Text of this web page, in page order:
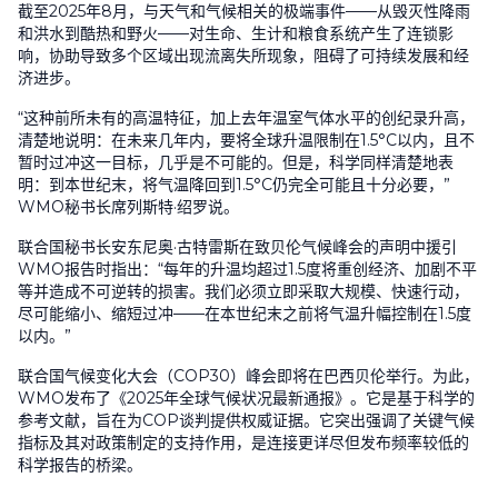
截至2025年8月，与天气和气候相关的极端事件——从毁灭性降雨
和洪水到酷热和野火——对生命、生计和粮食系统产生了连锁影
响，协助导致多个区域出现流离失所现象，阻碍了可持续发展和经
济进步。
“这种前所未有的高温特征，加上去年温室气体水平的创纪录升高，
清楚地说明：在未来几年内，要将全球升温限制在1.5°C以内，且不
暂时过冲这一目标，几乎是不可能的。但是，科学同样清楚地表
明：到本世纪末，将气温降回到 1.5°C仍完全可能且十分必要，”
WMO秘书长席列斯特·绍罗说。
联合国秘书长安东尼奥·古特雷斯在致贝伦气候峰会的声明中援引
WMO报告时指出：“每年的升温均超过1.5度将重创经济、加剧不平
等并造成不可逆转的损害。我们必须立即采取大规模、快速行动，
尽可能缩小、缩短过冲——在本世纪末之前将气温升幅控制在1.5度
以内。”
联合国气候变化大会（COP30）峰会即将在巴西贝伦举行。为此，
WMO发布了《2025年全球气候状况最新通报》。它是基于科学的
参考文献，旨在为COP谈判提供权威证据。它突出强调了关键气候
指标及其对政策制定的支持作用，是连接更详尽但发布频率较低的
科学报告的桥梁。